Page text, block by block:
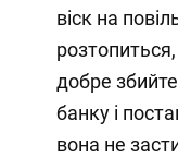
віск на
добре
банку і
вона не